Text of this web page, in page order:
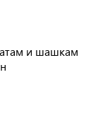
и шашкам